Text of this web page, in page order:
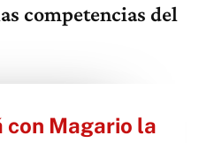
competencias del
Magario la